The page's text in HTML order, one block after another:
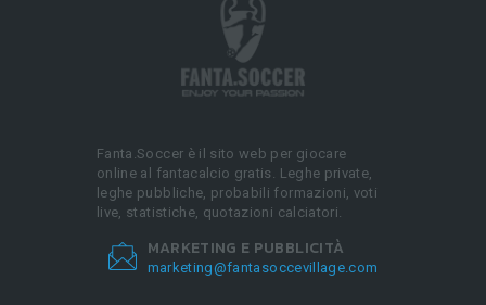
Fanta.Soccer è il sito web per giocare
online al fantacalcio gratis. Leghe private,
leghe pubbliche, probabili formazioni, voti
live, statistiche, quotazioni calciatori.
MARKETING E PUBBLICITÀ
marketing@fantasoccevillage.com